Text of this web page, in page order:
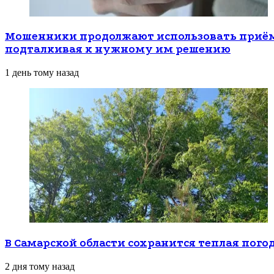
Мошенники продолжают использовать
подталкивая к нужному им решению
1 день тому назад
В Самарской области сохранится теплая
2 дня тому назад